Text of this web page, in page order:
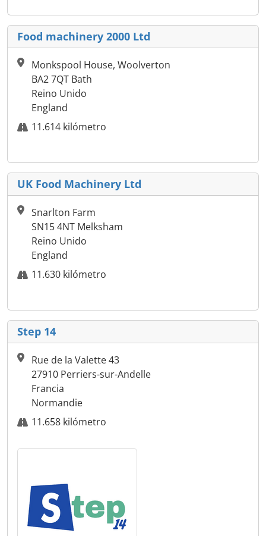
Food machinery 2000 Ltd
Monkspool House, Woolverton
BA2 7QT Bath
Reino Unido
England
11.614 kilómetro
UK Food Machinery Ltd
Snarlton Farm
SN15 4NT Melksham
Reino Unido
England
11.630 kilómetro
Step 14
Rue de la Valette 43
27910 Perriers-sur-Andelle
Francia
Normandie
11.658 kilómetro